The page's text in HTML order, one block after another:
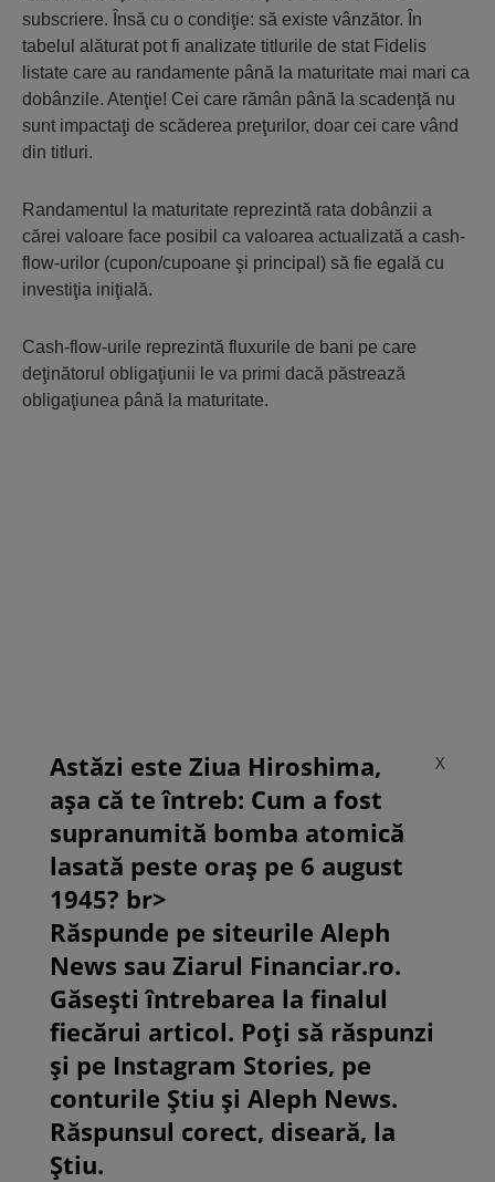
subscriere. Însă cu o condiţie: să existe vânzător. În
tabelul alăturat pot fi analizate titlurile de stat Fidelis
listate care au randamente până la maturitate mai mari ca
dobânzile. Atenţie! Cei care rămân până la scadenţă nu
sunt impactaţi de scăderea preţurilor, doar cei care vând
din titluri.
Randamentul la maturitate reprezintă rata dobânzii a
cărei valoare face posibil ca valoarea actualizată a cash-
flow-urilor (cupon/cupoane şi principal) să fie egală cu
investiţia iniţială.
Cash-flow-urile reprezintă fluxurile de bani pe care
deţinătorul obligaţiunii le va primi dacă păstrează
obligaţiunea până la maturitate.
X
Astăzi este Ziua Hiroshima,
așa că te întreb: Cum a fost
supranumită bomba atomică
lasată peste oraș pe 6 august
1945? br>
Răspunde pe siteurile Aleph
News sau Ziarul Financiar.ro.
Găsești întrebarea la finalul
fiecărui articol. Poți să răspunzi
și pe Instagram Stories, pe
conturile Știu și Aleph News.
Răspunsul corect, diseară, la
Știu.